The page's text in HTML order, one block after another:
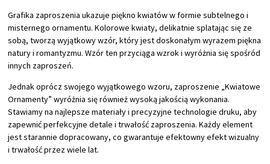
Grafika zaproszenia ukazuje piękno kwiatów w formie subtelnego i
misternego ornamentu. Kolorowe kwiaty, delikatnie splatając się ze
sobą, tworzą wyjątkowy wzór, który jest doskonałym wyrazem piękna
natury i romantyzmu. Wzór ten przyciąga wzrok i wyróżnia się spośród
innych zaproszeń.
Jednak oprócz swojego wyjątkowego wzoru, zaproszenie „Kwiatowe
Ornamenty” wyróżnia się również wysoką jakością wykonania.
Stawiamy na najlepsze materiały i precyzyjne technologie druku, aby
zapewnić perfekcyjne detale i trwałość zaproszenia. Każdy element
jest starannie dopracowany, co gwarantuje efektowny efekt wizualny
i trwałość przez wiele lat.